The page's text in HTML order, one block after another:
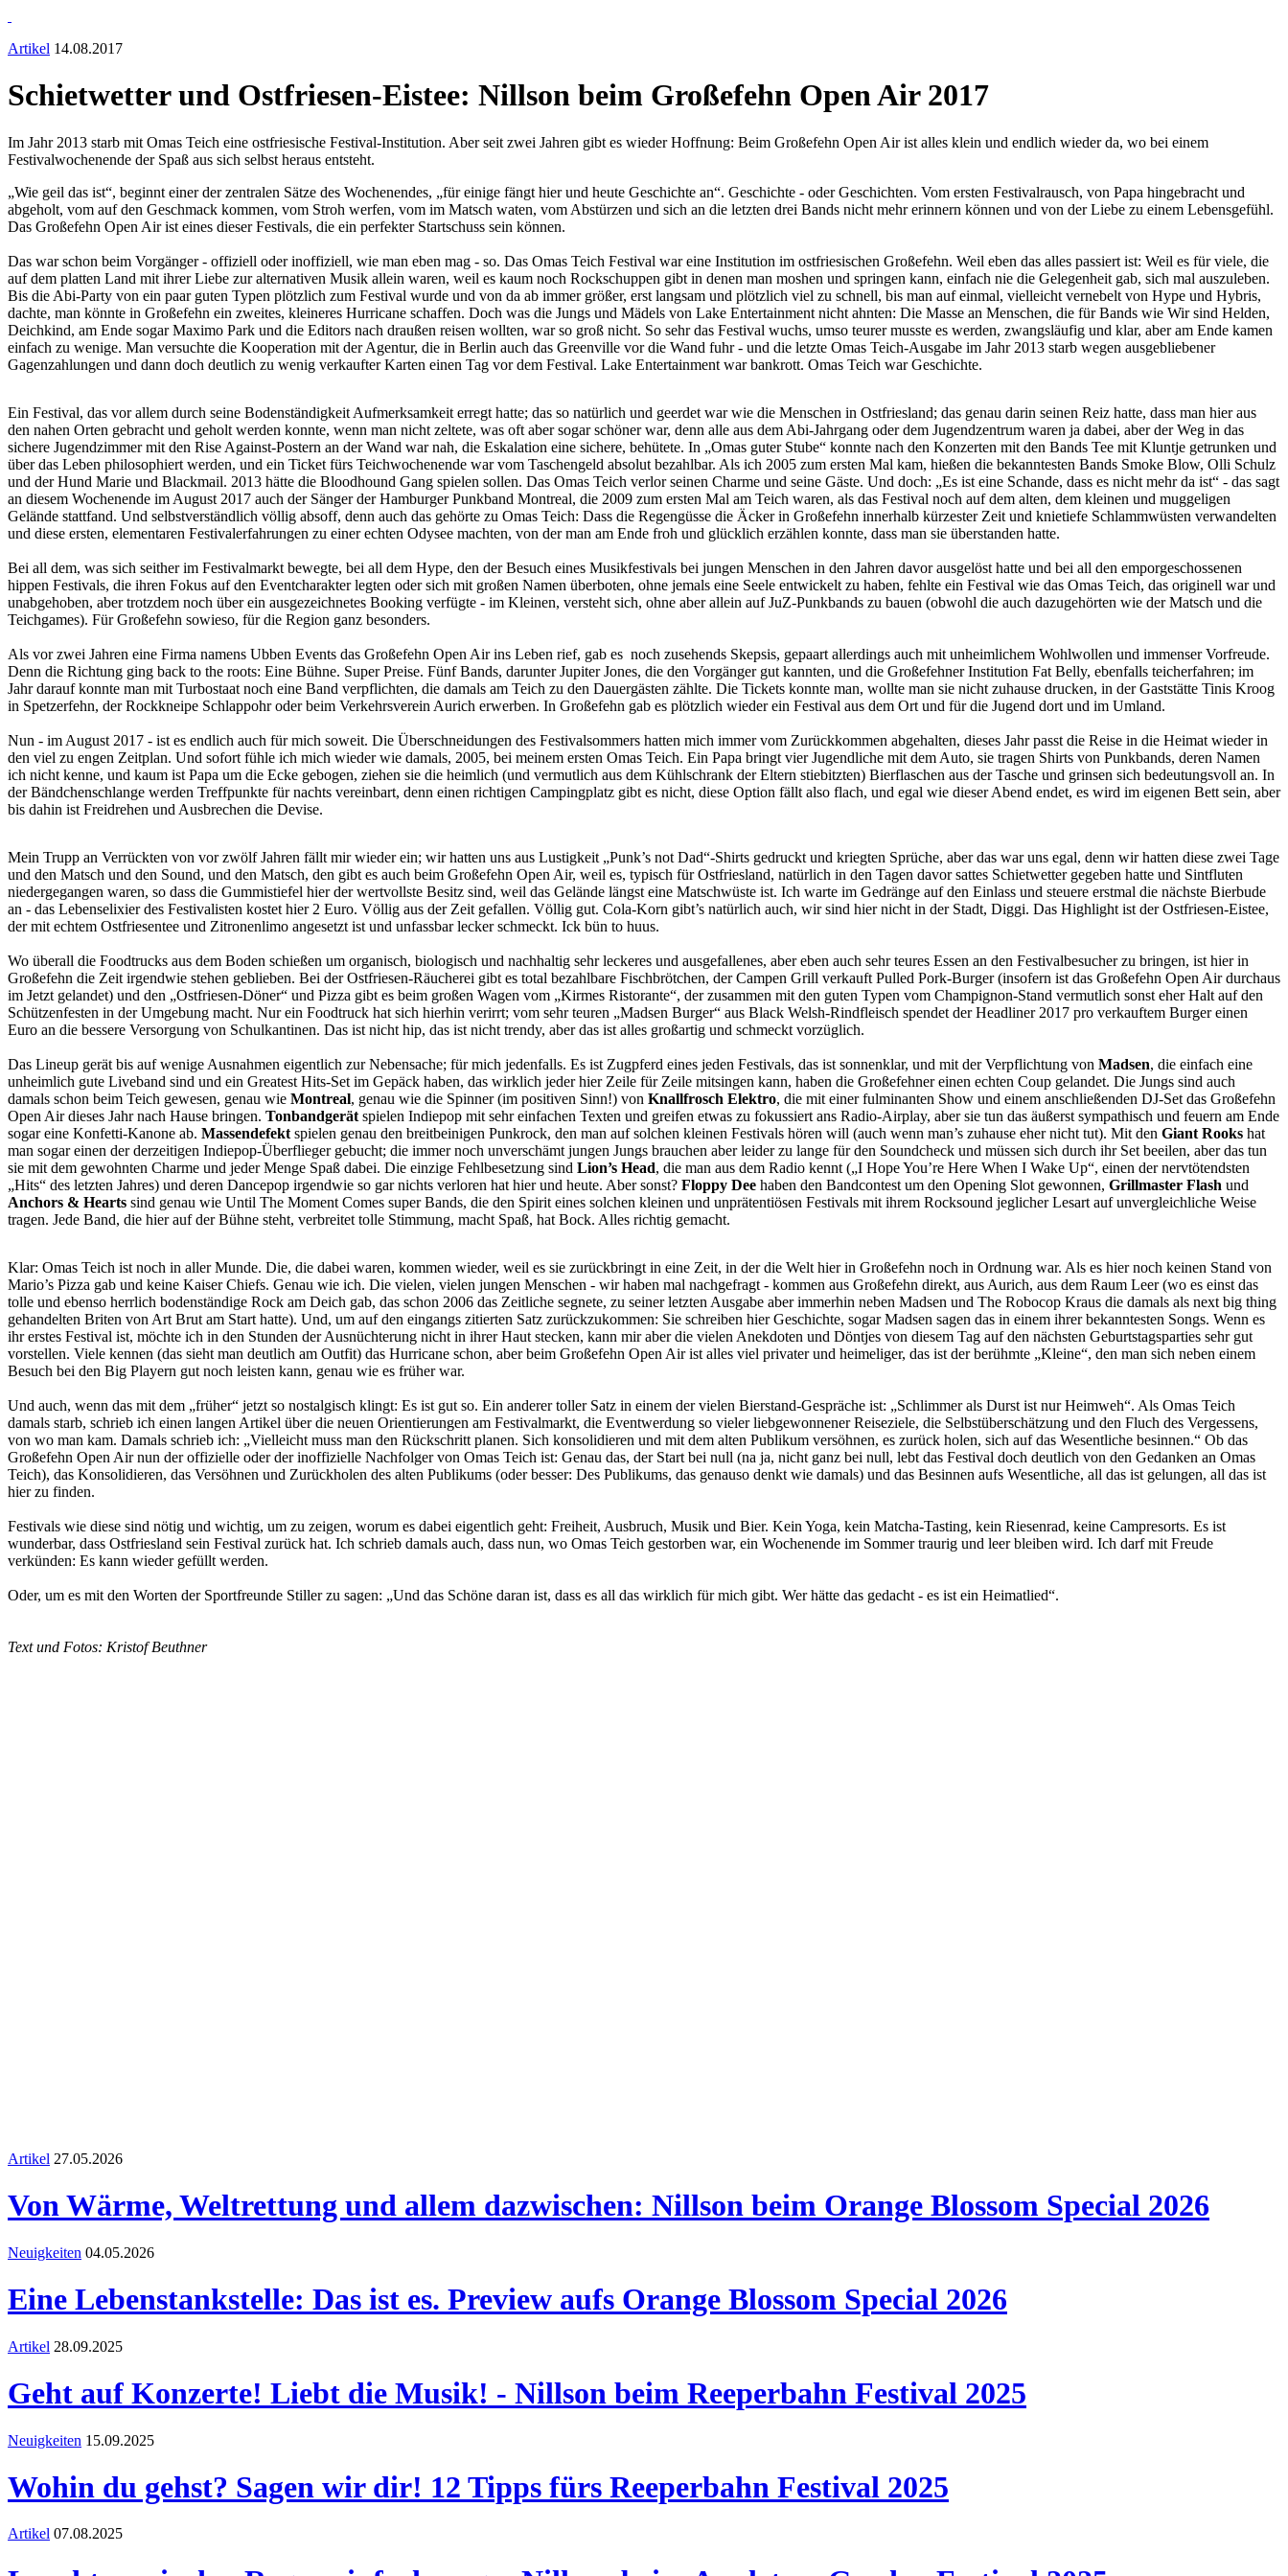
Artikel 14.08.2017
Schietwetter und Ostfriesen-Eistee: Nillson beim Großefehn Open Air 2017
Im Jahr 2013 starb mit Omas Teich eine ostfriesische Festival-Institution. Aber seit zwei Jahren gibt es wieder Hoffnung: Beim Großefehn Open Air ist alles klein und endlich wieder da, wo bei einem
Festivalwochenende der Spaß aus sich selbst heraus entsteht.
„Wie geil das ist“, beginnt einer der zentralen Sätze des Wochenendes, „für einige fängt hier und heute Geschichte an“. Geschichte - oder Geschichten. Vom ersten Festivalrausch, von Papa hingebracht und
abgeholt, vom auf den Geschmack kommen, vom Stroh werfen, vom im Matsch waten, vom Abstürzen und sich an die letzten drei Bands nicht mehr erinnern können und von der Liebe zu einem Lebensgefühl.
Das Großefehn Open Air ist eines dieser Festivals, die ein perfekter Startschuss sein können.
Das war schon beim Vorgänger - offiziell oder inoffiziell, wie man eben mag - so. Das Omas Teich Festival war eine Institution im ostfriesischen Großefehn. Weil eben das alles passiert ist: Weil es für viele, die
auf dem platten Land mit ihrer Liebe zur alternativen Musik allein waren, weil es kaum noch Rockschuppen gibt in denen man moshen und springen kann, einfach nie die Gelegenheit gab, sich mal auszuleben.
Bis die Abi-Party von ein paar guten Typen plötzlich zum Festival wurde und von da ab immer größer, erst langsam und plötzlich viel zu schnell, bis man auf einmal, vielleicht vernebelt von Hype und Hybris,
dachte, man könnte in Großefehn ein zweites, kleineres Hurricane schaffen. Doch was die Jungs und Mädels von Lake Entertainment nicht ahnten: Die Masse an Menschen, die für Bands wie Wir sind Helden,
Deichkind, am Ende sogar Maximo Park und die Editors nach draußen reisen wollten, war so groß nicht. So sehr das Festival wuchs, umso teurer musste es werden, zwangsläufig und klar, aber am Ende kamen
einfach zu wenige. Man versuchte die Kooperation mit der Agentur, die in Berlin auch das Greenville vor die Wand fuhr - und die letzte Omas Teich-Ausgabe im Jahr 2013 starb wegen ausgebliebener
Gagenzahlungen und dann doch deutlich zu wenig verkaufter Karten einen Tag vor dem Festival. Lake Entertainment war bankrott. Omas Teich war Geschichte.
Ein Festival, das vor allem durch seine Bodenständigkeit Aufmerksamkeit erregt hatte; das so natürlich und geerdet war wie die Menschen in Ostfriesland; das genau darin seinen Reiz hatte, dass man hier aus
den nahen Orten gebracht und geholt werden konnte, wenn man nicht zeltete, was oft aber sogar schöner war, denn alle aus dem Abi-Jahrgang oder dem Jugendzentrum waren ja dabei, aber der Weg in das
sichere Jugendzimmer mit den Rise Against-Postern an der Wand war nah, die Eskalation eine sichere, behütete. In „Omas guter Stube“ konnte nach den Konzerten mit den Bands Tee mit Kluntje getrunken und
über das Leben philosophiert werden, und ein Ticket fürs Teichwochenende war vom Taschengeld absolut bezahlbar. Als ich 2005 zum ersten Mal kam, hießen die bekanntesten Bands Smoke Blow, Olli Schulz
und der Hund Marie und Blackmail. 2013 hätte die Bloodhound Gang spielen sollen. Das Omas Teich verlor seinen Charme und seine Gäste. Und doch: „Es ist eine Schande, dass es nicht mehr da ist“ - das sagt
an diesem Wochenende im August 2017 auch der Sänger der Hamburger Punkband Montreal, die 2009 zum ersten Mal am Teich waren, als das Festival noch auf dem alten, dem kleinen und muggeligen
Gelände stattfand. Und selbstverständlich völlig absoff, denn auch das gehörte zu Omas Teich: Dass die Regengüsse die Äcker in Großefehn innerhalb kürzester Zeit und knietiefe Schlammwüsten verwandelten
und diese ersten, elementaren Festivalerfahrungen zu einer echten Odysee machten, von der man am Ende froh und glücklich erzählen konnte, dass man sie überstanden hatte.
Bei all dem, was sich seither im Festivalmarkt bewegte, bei all dem Hype, den der Besuch eines Musikfestivals bei jungen Menschen in den Jahren davor ausgelöst hatte und bei all den emporgeschossenen
hippen Festivals, die ihren Fokus auf den Eventcharakter legten oder sich mit großen Namen überboten, ohne jemals eine Seele entwickelt zu haben, fehlte ein Festival wie das Omas Teich, das originell war und
unabgehoben, aber trotzdem noch über ein ausgezeichnetes Booking verfügte - im Kleinen, versteht sich, ohne aber allein auf JuZ-Punkbands zu bauen (obwohl die auch dazugehörten wie der Matsch und die
Teichgames). Für Großefehn sowieso, für die Region ganz besonders.
Als vor zwei Jahren eine Firma namens Ubben Events das Großefehn Open Air ins Leben rief, gab es noch zusehends Skepsis, gepaart allerdings auch mit unheimlichem Wohlwollen und immenser Vorfreude.
Denn die Richtung ging back to the roots: Eine Bühne. Super Preise. Fünf Bands, darunter Jupiter Jones, die den Vorgänger gut kannten, und die Großefehner Institution Fat Belly, ebenfalls teicherfahren; im
Jahr darauf konnte man mit Turbostaat noch eine Band verpflichten, die damals am Teich zu den Dauergästen zählte. Die Tickets konnte man, wollte man sie nicht zuhause drucken, in der Gaststätte Tinis Kroog
in Spetzerfehn, der Rockkneipe Schlappohr oder beim Verkehrsverein Aurich erwerben. In Großefehn gab es plötzlich wieder ein Festival aus dem Ort und für die Jugend dort und im Umland.
Nun - im August 2017 - ist es endlich auch für mich soweit. Die Überschneidungen des Festivalsommers hatten mich immer vom Zurückkommen abgehalten, dieses Jahr passt die Reise in die Heimat wieder in
den viel zu engen Zeitplan. Und sofort fühle ich mich wieder wie damals, 2005, bei meinem ersten Omas Teich. Ein Papa bringt vier Jugendliche mit dem Auto, sie tragen Shirts von Punkbands, deren Namen
ich nicht kenne, und kaum ist Papa um die Ecke gebogen, ziehen sie die heimlich (und vermutlich aus dem Kühlschrank der Eltern stiebitzten) Bierflaschen aus der Tasche und grinsen sich bedeutungsvoll an. In
der Bändchenschlange werden Treffpunkte für nachts vereinbart, denn einen richtigen Campingplatz gibt es nicht, diese Option fällt also flach, und egal wie dieser Abend endet, es wird im eigenen Bett sein, aber
bis dahin ist Freidrehen und Ausbrechen die Devise.
Mein Trupp an Verrückten von vor zwölf Jahren fällt mir wieder ein; wir hatten uns aus Lustigkeit „Punk’s not Dad“-Shirts gedruckt und kriegten Sprüche, aber das war uns egal, denn wir hatten diese zwei Tage
und den Matsch und den Sound, und den Matsch, den gibt es auch beim Großefehn Open Air, weil es, typisch für Ostfriesland, natürlich in den Tagen davor sattes Schietwetter gegeben hatte und Sintfluten
niedergegangen waren, so dass die Gummistiefel hier der wertvollste Besitz sind, weil das Gelände längst eine Matschwüste ist. Ich warte im Gedränge auf den Einlass und steuere erstmal die nächste Bierbude
an - das Lebenselixier des Festivalisten kostet hier 2 Euro. Völlig aus der Zeit gefallen. Völlig gut. Cola-Korn gibt’s natürlich auch, wir sind hier nicht in der Stadt, Diggi. Das Highlight ist der Ostfriesen-Eistee,
der mit echtem Ostfriesentee und Zitronenlimo angesetzt ist und unfassbar lecker schmeckt. Ick bün to huus.
Wo überall die Foodtrucks aus dem Boden schießen um organisch, biologisch und nachhaltig sehr leckeres und ausgefallenes, aber eben auch sehr teures Essen an den Festivalbesucher zu bringen, ist hier in
Großefehn die Zeit irgendwie stehen geblieben. Bei der Ostfriesen-Räucherei gibt es total bezahlbare Fischbrötchen, der Campen Grill verkauft Pulled Pork-Burger (insofern ist das Großefehn Open Air durchaus
im Jetzt gelandet) und den „Ostfriesen-Döner“ und Pizza gibt es beim großen Wagen vom „Kirmes Ristorante“, der zusammen mit den guten Typen vom Champignon-Stand vermutlich sonst eher Halt auf den
Schützenfesten in der Umgebung macht. Nur ein Foodtruck hat sich hierhin verirrt; vom sehr teuren „Madsen Burger“ aus Black Welsh-Rindfleisch spendet der Headliner 2017 pro verkauftem Burger einen
Euro an die bessere Versorgung von Schulkantinen. Das ist nicht hip, das ist nicht trendy, aber das ist alles großartig und schmeckt vorzüglich.
Das Lineup gerät bis auf wenige Ausnahmen eigentlich zur Nebensache; für mich jedenfalls. Es ist Zugpferd eines jeden Festivals, das ist sonnenklar, und mit der Verpflichtung von Madsen, die einfach eine
unheimlich gute Liveband sind und ein Greatest Hits-Set im Gepäck haben, das wirklich jeder hier Zeile für Zeile mitsingen kann, haben die Großefehner einen echten Coup gelandet. Die Jungs sind auch
damals schon beim Teich gewesen, genau wie Montreal, genau wie die Spinner (im positiven Sinn!) von Knallfrosch Elektro, die mit einer fulminanten Show und einem anschließenden DJ-Set das Großefehn
Open Air dieses Jahr nach Hause bringen. Tonbandgerät spielen Indiepop mit sehr einfachen Texten und greifen etwas zu fokussiert ans Radio-Airplay, aber sie tun das äußerst sympathisch und feuern am Ende
sogar eine Konfetti-Kanone ab. Massendefekt spielen genau den breitbeinigen Punkrock, den man auf solchen kleinen Festivals hören will (auch wenn man’s zuhause eher nicht tut). Mit den Giant Rooks hat
man sogar einen der derzeitigen Indiepop-Überflieger gebucht; die immer noch unverschämt jungen Jungs brauchen aber leider zu lange für den Soundcheck und müssen sich durch ihr Set beeilen, aber das tun
sie mit dem gewohnten Charme und jeder Menge Spaß dabei. Die einzige Fehlbesetzung sind Lion’s Head, die man aus dem Radio kennt („I Hope You’re Here When I Wake Up“, einen der nervtötendsten
„Hits“ des letzten Jahres) und deren Dancepop irgendwie so gar nichts verloren hat hier und heute. Aber sonst? Floppy Dee haben den Bandcontest um den Opening Slot gewonnen, Grillmaster Flash und
Anchors & Hearts sind genau wie Until The Moment Comes super Bands, die den Spirit eines solchen kleinen und unprätentiösen Festivals mit ihrem Rocksound jeglicher Lesart auf unvergleichliche Weise
tragen. Jede Band, die hier auf der Bühne steht, verbreitet tolle Stimmung, macht Spaß, hat Bock. Alles richtig gemacht.
Klar: Omas Teich ist noch in aller Munde. Die, die dabei waren, kommen wieder, weil es sie zurückbringt in eine Zeit, in der die Welt hier in Großefehn noch in Ordnung war. Als es hier noch keinen Stand von
Mario’s Pizza gab und keine Kaiser Chiefs. Genau wie ich. Die vielen, vielen jungen Menschen - wir haben mal nachgefragt - kommen aus Großefehn direkt, aus Aurich, aus dem Raum Leer (wo es einst das
tolle und ebenso herrlich bodenständige Rock am Deich gab, das schon 2006 das Zeitliche segnete, zu seiner letzten Ausgabe aber immerhin neben Madsen und The Robocop Kraus die damals als next big thing
gehandelten Briten von Art Brut am Start hatte). Und, um auf den eingangs zitierten Satz zurückzukommen: Sie schreiben hier Geschichte, sogar Madsen sagen das in einem ihrer bekanntesten Songs. Wenn es
ihr erstes Festival ist, möchte ich in den Stunden der Ausnüchterung nicht in ihrer Haut stecken, kann mir aber die vielen Anekdoten und Döntjes von diesem Tag auf den nächsten Geburtstagsparties sehr gut
vorstellen. Viele kennen (das sieht man deutlich am Outfit) das Hurricane schon, aber beim Großefehn Open Air ist alles viel privater und heimeliger, das ist der berühmte „Kleine“, den man sich neben einem
Besuch bei den Big Playern gut noch leisten kann, genau wie es früher war.
Und auch, wenn das mit dem „früher“ jetzt so nostalgisch klingt: Es ist gut so. Ein anderer toller Satz in einem der vielen Bierstand-Gespräche ist: „Schlimmer als Durst ist nur Heimweh“. Als Omas Teich
damals starb, schrieb ich einen langen Artikel über die neuen Orientierungen am Festivalmarkt, die Eventwerdung so vieler liebgewonnener Reiseziele, die Selbstüberschätzung und den Fluch des Vergessens,
von wo man kam. Damals schrieb ich: „Vielleicht muss man den Rückschritt planen. Sich konsolidieren und mit dem alten Publikum versöhnen, es zurück holen, sich auf das Wesentliche besinnen.“ Ob das
Großefehn Open Air nun der offizielle oder der inoffizielle Nachfolger von Omas Teich ist: Genau das, der Start bei null (na ja, nicht ganz bei null, lebt das Festival doch deutlich von den Gedanken an Omas
Teich), das Konsolidieren, das Versöhnen und Zurückholen des alten Publikums (oder besser: Des Publikums, das genauso denkt wie damals) und das Besinnen aufs Wesentliche, all das ist gelungen, all das ist
hier zu finden.
Festivals wie diese sind nötig und wichtig, um zu zeigen, worum es dabei eigentlich geht: Freiheit, Ausbruch, Musik und Bier. Kein Yoga, kein Matcha-Tasting, kein Riesenrad, keine Campresorts. Es ist
wunderbar, dass Ostfriesland sein Festival zurück hat. Ich schrieb damals auch, dass nun, wo Omas Teich gestorben war, ein Wochenende im Sommer traurig und leer bleiben wird. Ich darf mit Freude
verkünden: Es kann wieder gefüllt werden.
Oder, um es mit den Worten der Sportfreunde Stiller zu sagen: „Und das Schöne daran ist, dass es all das wirklich für mich gibt. Wer hätte das gedacht - es ist ein Heimatlied“.
Text und Fotos: Kristof Beuthner
Artikel 27.05.2026
Von Wärme, Weltrettung und allem dazwischen: Nillson beim Orange Blossom Special 2026
Neuigkeiten 04.05.2026
Eine Lebenstankstelle: Das ist es. Preview aufs Orange Blossom Special 2026
Artikel 28.09.2025
Geht auf Konzerte! Liebt die Musik! - Nillson beim Reeperbahn Festival 2025
Neuigkeiten 15.09.2025
Wohin du gehst? Sagen wir dir! 12 Tipps fürs Reeperbahn Festival 2025
Artikel 07.08.2025